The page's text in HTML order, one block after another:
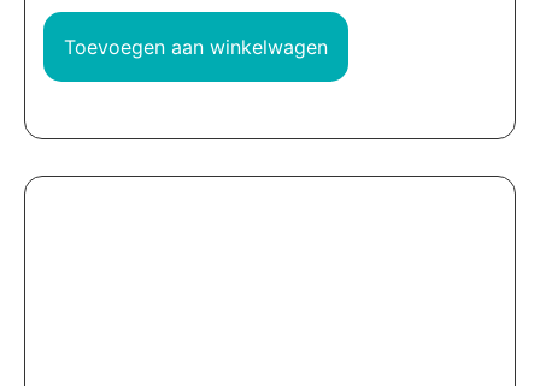
Toevoegen aan winkelwagen